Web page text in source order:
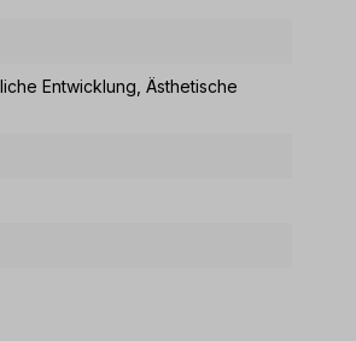
Entwicklung , Ästhetische